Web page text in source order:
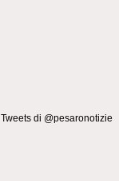
Tweets di @pesaronotizie